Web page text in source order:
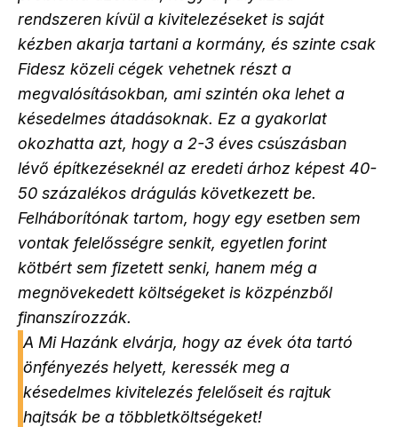
rendszeren kívül a kivitelezéseket is saját
kézben akarja tartani a kormány, és szinte csak
Fidesz közeli cégek vehetnek részt a
megvalósításokban, ami szintén oka lehet a
késedelmes átadásoknak. Ez a gyakorlat
okozhatta azt, hogy a 2-3 éves csúszásban
lévő építkezéseknél az eredeti árhoz képest 40-
50 százalékos drágulás következett be.
Felháborítónak tartom, hogy egy esetben sem
vontak felelősségre senkit, egyetlen forint
kötbért sem fizetett senki, hanem még a
megnövekedett költségeket is közpénzből
finanszírozzák.
A Mi Hazánk elvárja, hogy az évek óta tartó
önfényezés helyett, keressék meg a
késedelmes kivitelezés felelőseit és rajtuk
hajtsák be a többletköltségeket!